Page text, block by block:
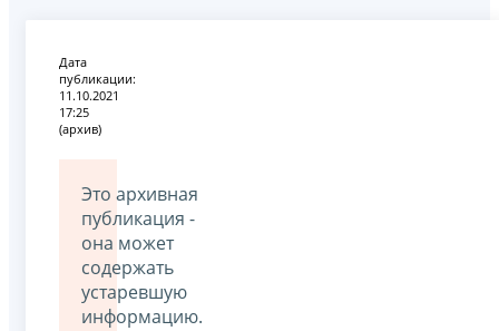
Дата
публикации:
11.10.2021
17:25
(архив)
Это архивная
публикация -
она может
содержать
устаревшую
информацию.